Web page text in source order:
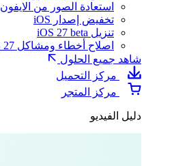
استعادة الصور من الايفون
تخفيض إصدار iOS
تنزيل iOS 27 beta
اصلاح أخطاء ومشاكل iOS 27
شاهد جميع الحلول
مركز التحميل
مركز المتجر
دليل الفيديو